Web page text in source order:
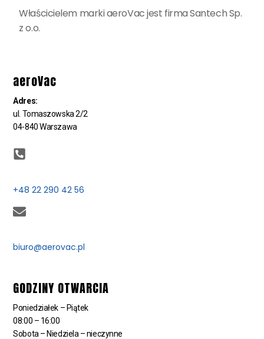
Właścicielem marki aeroVac jest firma Santech Sp.
z o.o.
aeroVac
Adres:
ul. Tomaszowska 2/2
04-840 Warszawa
+48 22 290 42 56
biuro@aerovac.pl
GODZINY OTWARCIA
Poniedziałek – Piątek
08:00 – 16:00
Sobota – Niedziela – nieczynne